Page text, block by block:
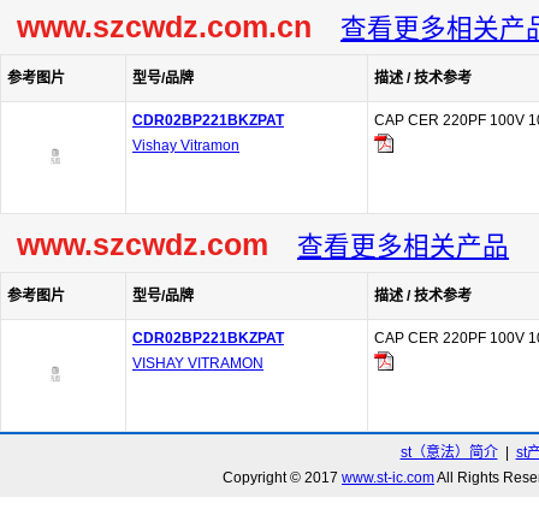
www.szcwdz.com.cn 查看更多相关产
参考图片 型号/品牌 描述 / 技术参考
CDR02BP221BKZPAT
Vishay Vitramon
CAP CER 220PF 100V
www.szcwdz.com 查看更多相关产品
参考图片 型号/品牌 描述 / 技术参考
CDR02BP221BKZPAT
VISHAY VITRAMON
CAP CER 220PF 100V
st（意法）简介| st
Copyright © 2017 www.st-ic.comAll Rights